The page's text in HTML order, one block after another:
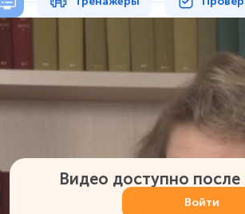
Видео доступно после
Войти